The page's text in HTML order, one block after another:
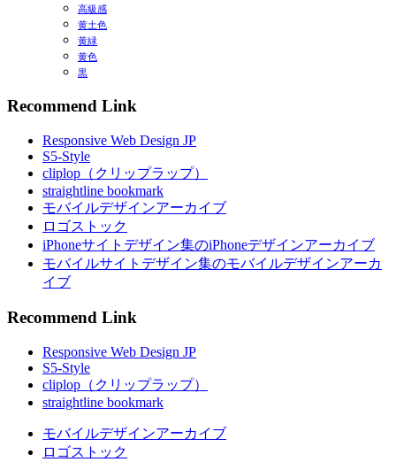
高級感
黄土色
黄緑
黄色
黒
Recommend Link
Responsive Web Design JP
S5-Style
cliplop（クリップラップ）
straightline bookmark
モバイルデザインアーカイブ
ロゴストック
iPhoneサイトデザイン集のiPhoneデザインアーカイブ
モバイルサイトデザイン集のモバイルデザインアーカ
イブ
Recommend Link
Responsive Web Design JP
S5-Style
cliplop（クリップラップ）
straightline bookmark
モバイルデザインアーカイブ
ロゴストック